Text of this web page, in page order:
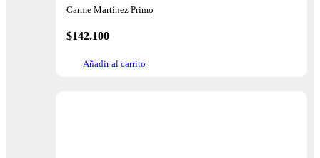
Carme Martínez Primo
$142.100
Añadir al carrito